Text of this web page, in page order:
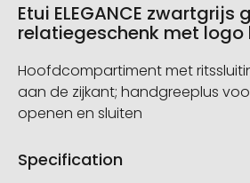
Etui ELEGANCE
relatiegeschenk met logo
Hoofdcompartiment met
aan de zijkant; handgreeplus
openen en sluiten
Specification